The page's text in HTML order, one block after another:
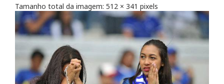
Tamanho total da imagem: 512 × 341 pixels